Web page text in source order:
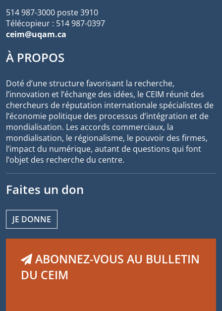
514 987-3000 poste 3910
Télécopieur : 514 987-0397
ceim@uqam.ca
À PROPOS
Doté d’une structure favorisant la recherche,
l’innovation et l’échange des idées, le CEIM réunit des
chercheurs de réputation internationale spécialistes de
l’économie politique des processus d’intégration et de
mondialisation. Les accords commerciaux, la
mondialisation, le régionalisme, le pouvoir des firmes,
l’impact du numérique, autant de questions qui font
l’objet des recherche du centre.
Faites un don
JE DONNE
ABONNEZ-VOUS AU BULLETIN
DU CEIM